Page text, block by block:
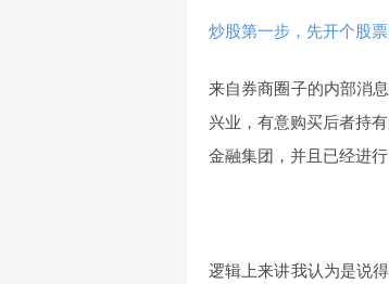
炒股第一步，先开个股
来自券商圈子的内部消
兴业，有意购买后者持
金融集团，并且已经进
逻辑上来讲我认为是说